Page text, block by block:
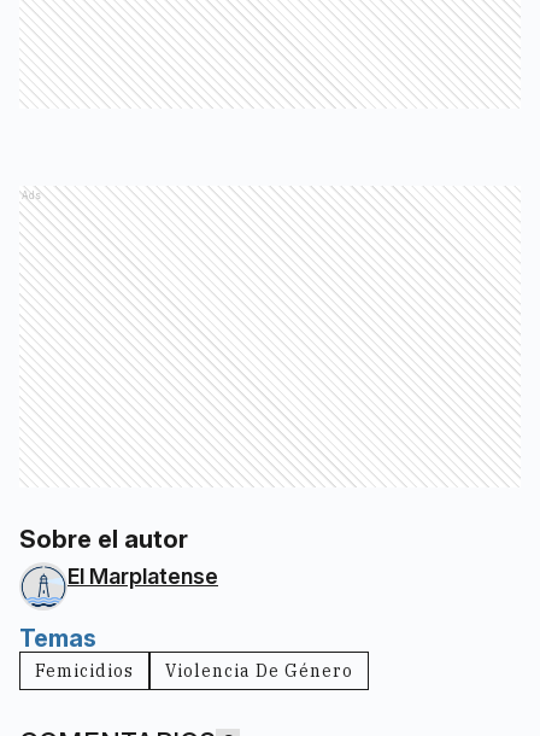
Ads
Sobre el autor
El Marplatense
Temas
Femicidios Violencia De Género